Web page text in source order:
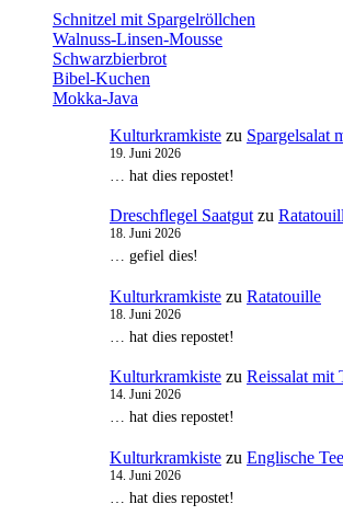
Schnitzel mit Spargelröllchen
Walnuss-Linsen-Mousse
Schwarzbierbrot
Bibel-Kuchen
Mokka-Java
Kulturkramkiste zu Spargelsalat
19. Juni 2026
… hat dies repostet!
Dreschflegel Saatgut zu
18. Juni 2026
… gefiel dies!
Kulturkramkiste zu Ratatouille
18. Juni 2026
… hat dies repostet!
Kulturkramkiste zu Reissalat mit
14. Juni 2026
… hat dies repostet!
Kulturkramkiste zu Englische
14. Juni 2026
… hat dies repostet!